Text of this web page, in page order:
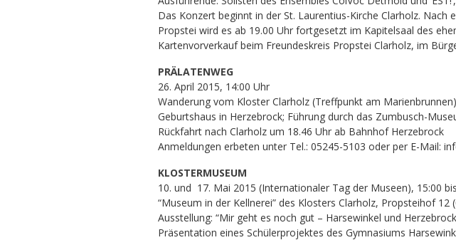
Das Konzert beginnt in der St. Laurentius-Kirche Clarholz.
Propstei wird es ab 19.00 Uhr fortgesetzt im Kapitelsaal des
Kartenvorverkauf beim Freundeskreis Propstei Clarholz, im
PRÄLATENWEG
26. April 2015, 14:00 Uhr
Wanderung vom Kloster Clarholz (Treffpunkt am
Geburtshaus in Herzebrock; Führung durch das Zumbusch-
Rückfahrt nach Clarholz um 18.46 Uhr ab Bahnhof Herzebrock
Anmeldungen erbeten unter Tel.: 05245-5103 oder per E-Mail:
KLOSTERMUSEUM
10. und 17. Mai 2015 (Internationaler Tag der Museen), 15:00
“Museum in der Kellnerei” des Klosters Clarholz, Propsteihof 12
Ausstellung: “Mir geht es noch gut – Harsewinkel und
Präsentation eines Schülerprojektes des Gymnasiums